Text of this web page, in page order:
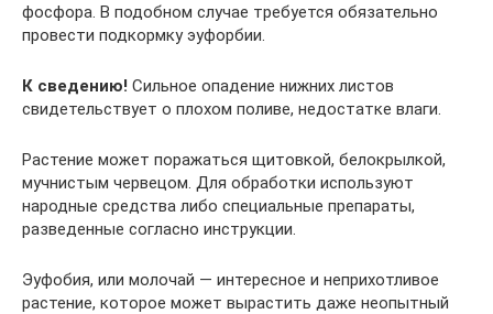
фосфора. В подобном случае требуется обязательно
провести подкормку эуфорбии.
К сведению! Сильное опадение нижних листов
свидетельствует о плохом поливе, недостатке влаги.
Растение может поражаться щитовкой, белокрылкой,
мучнистым червецом. Для обработки используют
народные средства либо специальные препараты,
разведенные согласно инструкции.
Эуфобия, или молочай — интересное и неприхотливое
растение, которое может вырастить даже неопытный